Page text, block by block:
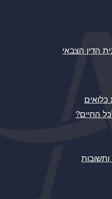
הדין הצבאי
החיים?